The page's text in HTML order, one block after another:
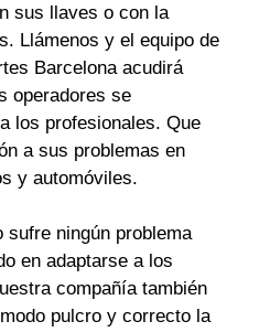
sus llaves o con la
Llámenos y el equipo de
Barcelona acudirá
operadores se
los profesionales. Que
a sus problemas en
y automóviles.
ningún problema
en adaptarse a los
compañía también
pulcro y correcto la